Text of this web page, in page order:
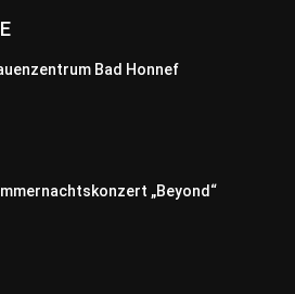
Bad Honnef
„Beyond“